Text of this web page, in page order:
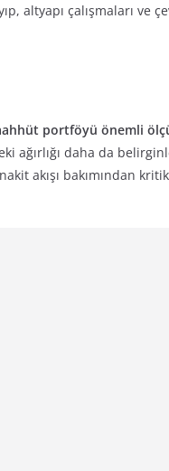
altyapı çalışmaları ve
portföyü önemli
ağırlığı daha da
akışı bakımından